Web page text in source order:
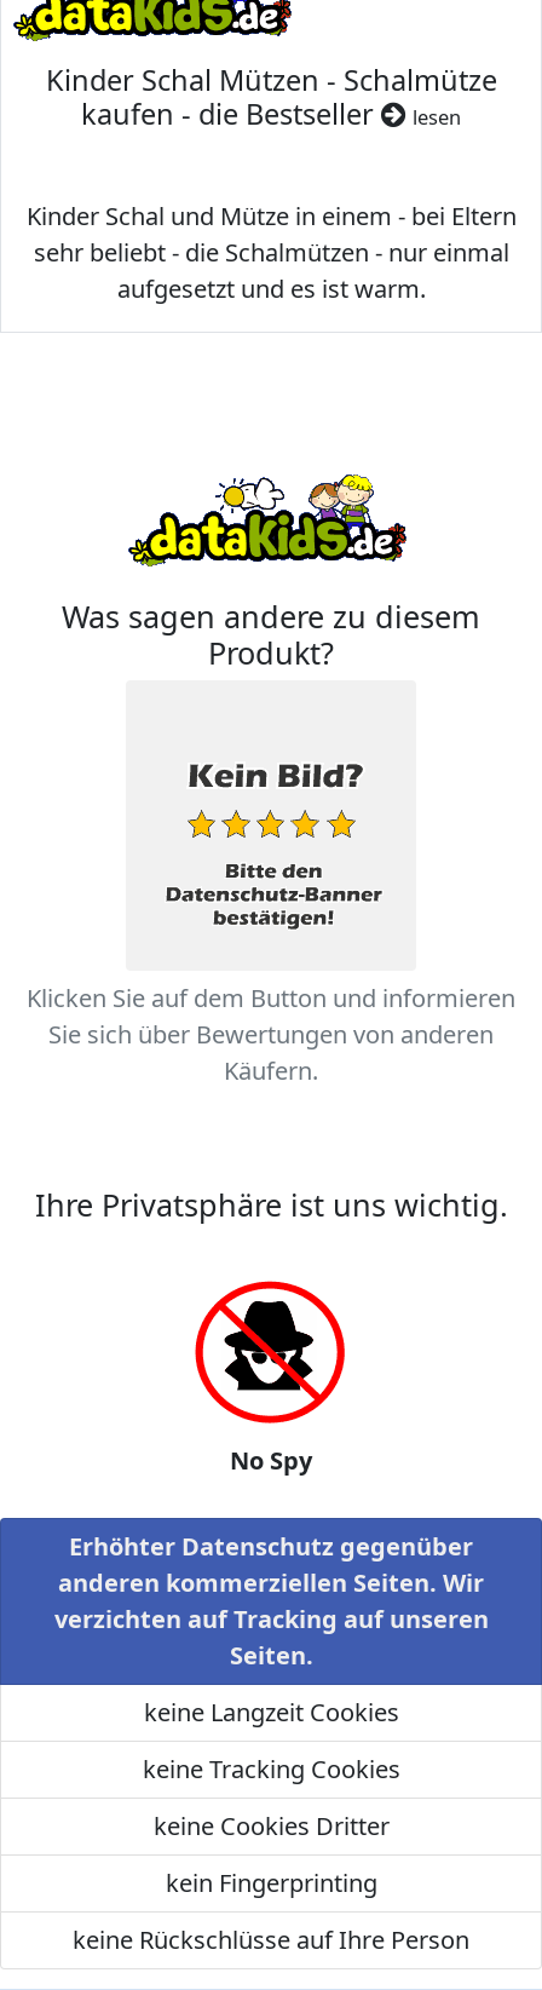
Kinder Schal Mützen - Schalmütze
kaufen - die Bestseller
lesen
Kinder Schal und Mütze in einem - bei Eltern
sehr beliebt - die Schalmützen - nur einmal
aufgesetzt und es ist warm.
Was sagen andere zu diesem
Produkt?
Klicken Sie auf dem Button und informieren
Sie sich über Bewertungen von anderen
Käufern.
Ihre Privatsphäre ist uns wichtig.
No Spy
Erhöhter Datenschutz gegenüber
anderen kommerziellen Seiten. Wir
verzichten auf Tracking auf unseren
Seiten.
keine Langzeit Cookies
keine Tracking Cookies
keine Cookies Dritter
kein Fingerprinting
keine Rückschlüsse auf Ihre Person